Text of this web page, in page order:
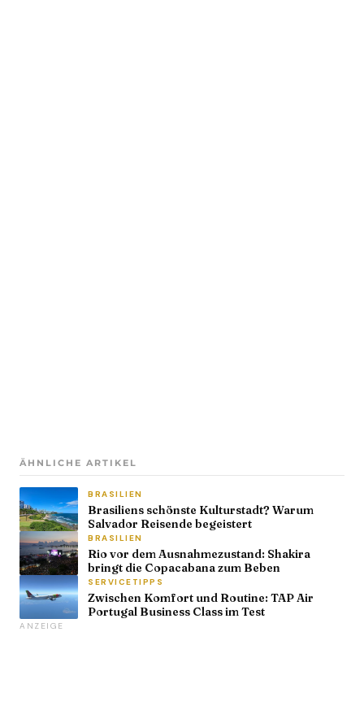
ÄHNLICHE ARTIKEL
BRASILIEN
Brasiliens schönste Kulturstadt? Warum
Salvador Reisende begeistert
BRASILIEN
Rio vor dem Ausnahmezustand: Shakira
bringt die Copacabana zum Beben
SERVICETIPPS
Zwischen Komfort und Routine: TAP Air
Portugal Business Class im Test
ANZEIGE